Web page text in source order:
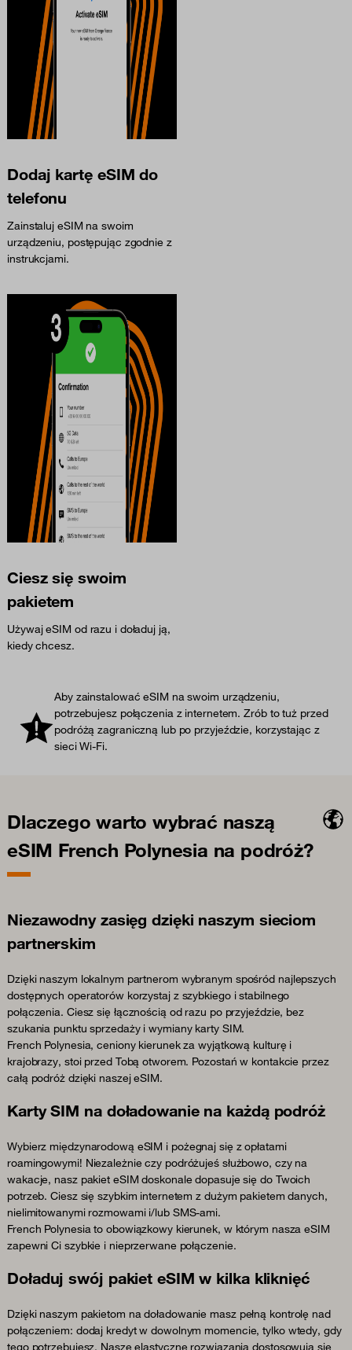
Dodaj kartę eSIM do
telefonu
Zainstaluj eSIM na swoim
urządzeniu, postępując zgodnie z
instrukcjami.
Ciesz się swoim
pakietem
Używaj eSIM od razu i doładuj ją,
kiedy chcesz.
Aby zainstalować eSIM na swoim urządzeniu,
potrzebujesz połączenia z internetem. Zrób to tuż przed
podróżą zagraniczną lub po przyjeździe, korzystając z
sieci Wi-Fi.
Dlaczego warto wybrać naszą
eSIM French Polynesia na podróż?
Niezawodny zasięg dzięki naszym sieciom
partnerskim
Dzięki naszym lokalnym partnerom wybranym spośród najlepszych
dostępnych operatorów korzystaj z szybkiego i stabilnego
połączenia. Ciesz się łącznością od razu po przyjeździe, bez
szukania punktu sprzedaży i wymiany karty SIM.
French Polynesia, ceniony kierunek za wyjątkową kulturę i
krajobrazy, stoi przed Tobą otworem. Pozostań w kontakcie przez
całą podróż dzięki naszej eSIM.
Karty SIM na doładowanie na każdą podróż
Wybierz międzynarodową eSIM i pożegnaj się z opłatami
roamingowymi! Niezależnie czy podróżujeś służbowo, czy na
wakacje, nasz pakiet eSIM doskonale dopasuje się do Twoich
potrzeb. Ciesz się szybkim internetem z dużym pakietem danych,
nielimitowanymi rozmowami i/lub SMS-ami.
French Polynesia to obowiązkowy kierunek, w którym nasza eSIM
zapewni Ci szybkie i nieprzerwane połączenie.
Doładuj swój pakiet eSIM w kilka kliknięć
Dzięki naszym pakietom na doładowanie masz pełną kontrolę nad
połączeniem: dodaj kredyt w dowolnym momencie, tylko wtedy, gdy
tego potrzebujesz. Nasze elastyczne rozwiązania dostosowują się